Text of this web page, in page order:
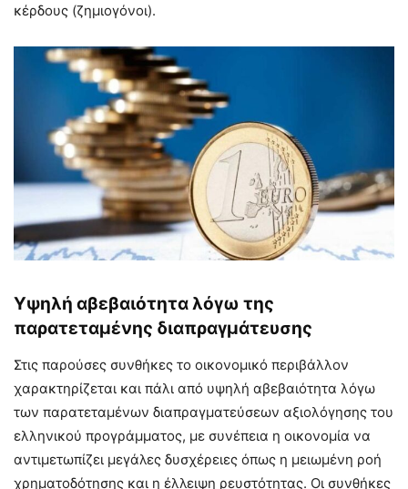
κέρδους (ζημιογόνοι).
Υψηλή αβεβαιότητα λόγω της
παρατεταμένης διαπραγμάτευσης
Στις παρούσες συνθήκες το οικονομικό περιβάλλον
χαρακτηρίζεται και πάλι από υψηλή αβεβαιότητα λόγω
των παρατεταμένων διαπραγματεύσεων αξιολόγησης του
ελληνικού προγράμματος, με συνέπεια η οικονομία να
αντιμετωπίζει μεγάλες δυσχέρειες όπως η μειωμένη ροή
χρηματοδότησης και η έλλειψη ρευστότητας. Οι συνθήκες